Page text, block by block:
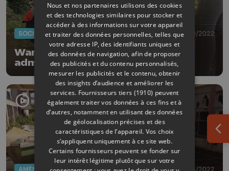
SOCIÉTÉ 10/10/2022
Waremme renforce sa police
administrative
15/06/2022
Nous et nos partenaires utilisons des cookies
et des technologies similaires pour stocker et
accéder à des informations sur votre appareil
et traiter des données personnelles, telles que
votre adresse IP, des identifiants uniques et
des données de navigation, afin de proposer
des publicités et du contenu personnalisés,
mesurer les publicités et le contenu, obtenir
des insights d’audience et améliorer les
services. Fournisseurs tiers (1910) peuvent
également traiter vos données à ces fins et à
d’autres, notamment en utilisant des données
de géolocalisation précises et des
caractéristiques de l’appareil. Vos choix
s’appliquent uniquement à ce site web.
Certains fournisseurs peuvent se fonder sur
leur intérêt légitime plutôt que sur votre